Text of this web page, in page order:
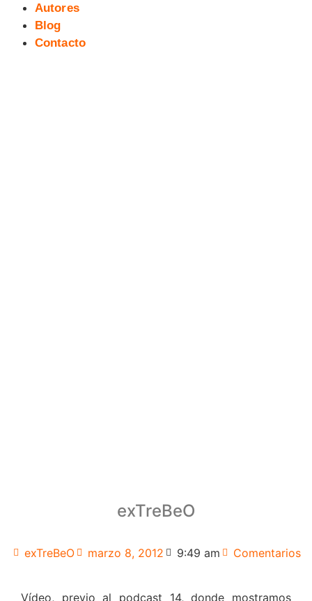
Autores
Blog
Contacto
exTreBeO
exTreBeO marzo 8, 2012 9:49 am Comentarios
Vídeo, previo al podcast 14, donde mostramos